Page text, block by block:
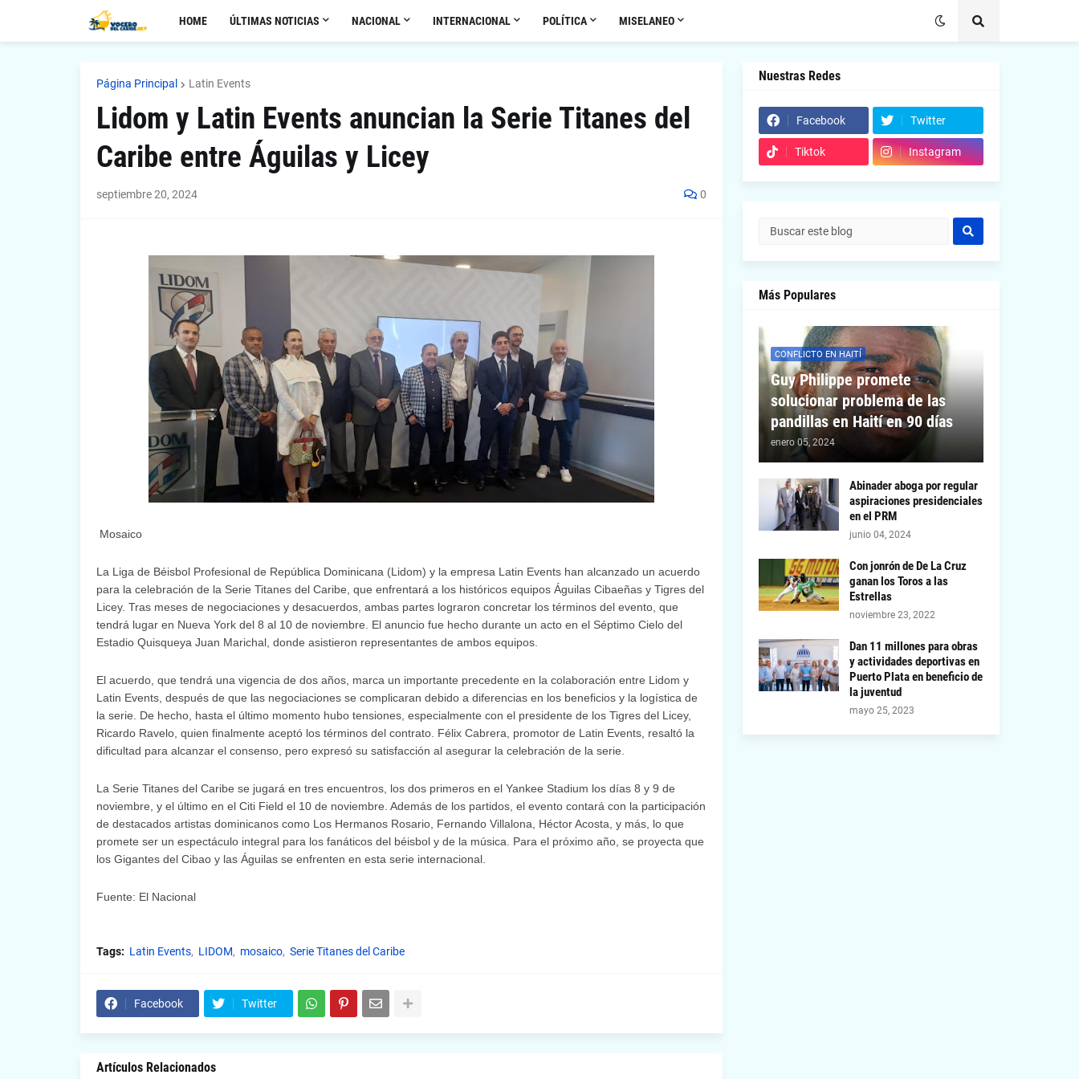
HOME ÚLTIMAS NOTICIAS NACIONAL INTERNACIONAL POLÍTICA MISELANEO
Página Principal Latin Events
Lidom y Latin Events anuncian la Serie Titanes del
Caribe entre Águilas y Licey
septiembre 20, 2024 0
Mosaico
La Liga de Béisbol Profesional de República Dominicana (Lidom) y la empresa Latin Events han alcanzado un acuerdo
para la celebración de la Serie Titanes del Caribe, que enfrentará a los históricos equipos Águilas Cibaeñas y Tigres del
Licey. Tras meses de negociaciones y desacuerdos, ambas partes lograron concretar los términos del evento, que
tendrá lugar en Nueva York del 8 al 10 de noviembre. El anuncio fue hecho durante un acto en el Séptimo Cielo del
Estadio Quisqueya Juan Marichal, donde asistieron representantes de ambos equipos.
El acuerdo, que tendrá una vigencia de dos años, marca un importante precedente en la colaboración entre Lidom y
Latin Events, después de que las negociaciones se complicaran debido a diferencias en los beneficios y la logística de
la serie. De hecho, hasta el último momento hubo tensiones, especialmente con el presidente de los Tigres del Licey,
Ricardo Ravelo, quien finalmente aceptó los términos del contrato. Félix Cabrera, promotor de Latin Events, resaltó la
dificultad para alcanzar el consenso, pero expresó su satisfacción al asegurar la celebración de la serie.
La Serie Titanes del Caribe se jugará en tres encuentros, los dos primeros en el Yankee Stadium los días 8 y 9 de
noviembre, y el último en el Citi Field el 10 de noviembre. Además de los partidos, el evento contará con la participación
de destacados artistas dominicanos como Los Hermanos Rosario, Fernando Villalona, Héctor Acosta, y más, lo que
promete ser un espectáculo integral para los fanáticos del béisbol y de la música. Para el próximo año, se proyecta que
los Gigantes del Cibao y las Águilas se enfrenten en esta serie internacional.
Fuente: El Nacional
Tags: Latin Events LIDOM mosaico Serie Titanes del Caribe
Facebook Twitter
Artículos Relacionados
Nuestras Redes
Facebook Twitter
Tiktok Instagram
Más Populares
CONFLICTO EN HAITÍ
Guy Philippe promete
solucionar problema de las
pandillas en Haití en 90 días
enero 05, 2024
Abinader aboga por regular
aspiraciones presidenciales
en el PRM
junio 04, 2024
Con jonrón de De La Cruz
ganan los Toros a las
Estrellas
noviembre 23, 2022
Dan 11 millones para obras
y actividades deportivas en
Puerto Plata en beneficio de
la juventud
mayo 25, 2023